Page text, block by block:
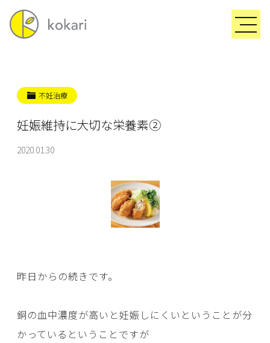
不妊治療
妊娠維持に大切な栄養素②
2020.01.30
昨日からの続きです。
銅の血中濃度が高いと妊娠しにくいということが分
かっているということですが